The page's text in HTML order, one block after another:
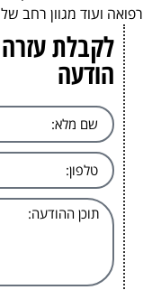
רפואה ועוד מגוון רחב
לקבלת
הודעה